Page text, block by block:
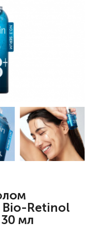
Bio-Retinol
мл